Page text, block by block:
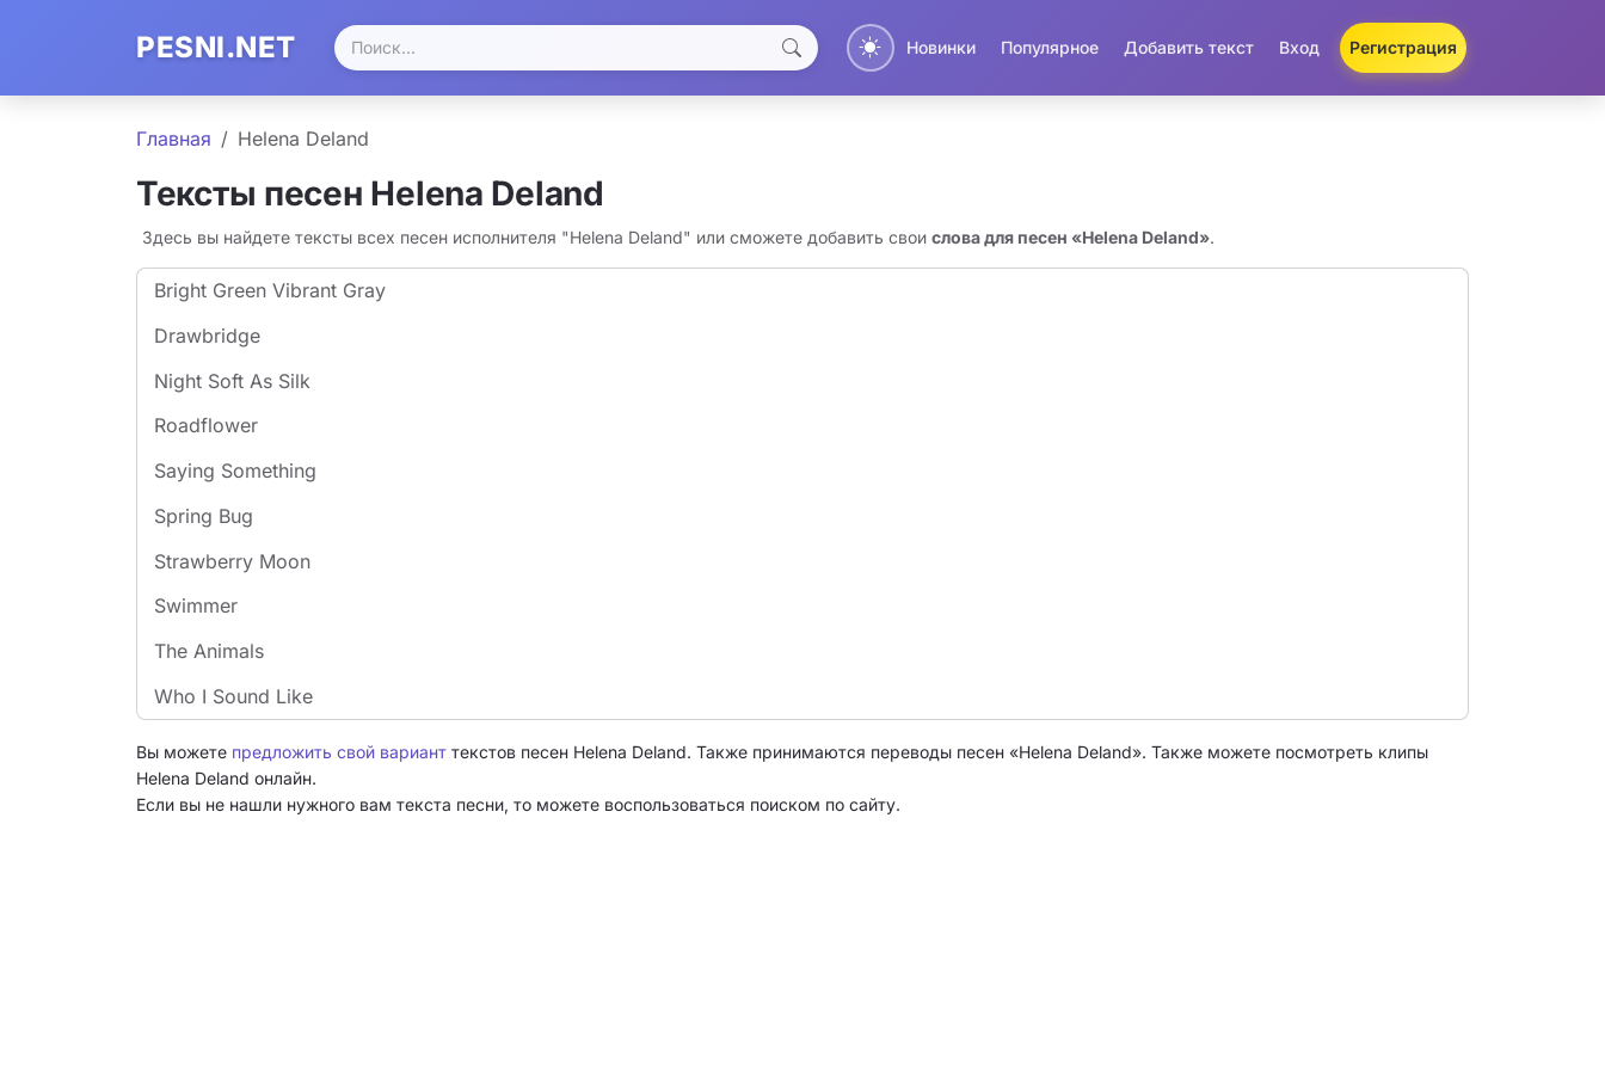
PESNI.NET Новинки Популярное Добавить текст Вход Регистрация
Главная Helena Deland
Тексты песен Helena Deland
Здесь вы найдете тексты всех песен исполнителя "Helena Deland" или сможете добавить свои слова для песен «Helena Deland».
Bright Green Vibrant Gray
Drawbridge
Night Soft As Silk
Roadflower
Saying Something
Spring Bug
Strawberry Moon
Swimmer
The Animals
Who I Sound Like
Вы можете предложить свой вариант текстов песен Helena Deland. Также принимаются переводы песен «Helena Deland». Также можете посмотреть клипы
Helena Deland онлайн.
Если вы не нашли нужного вам текста песни, то можете воспользоваться поиском по сайту.